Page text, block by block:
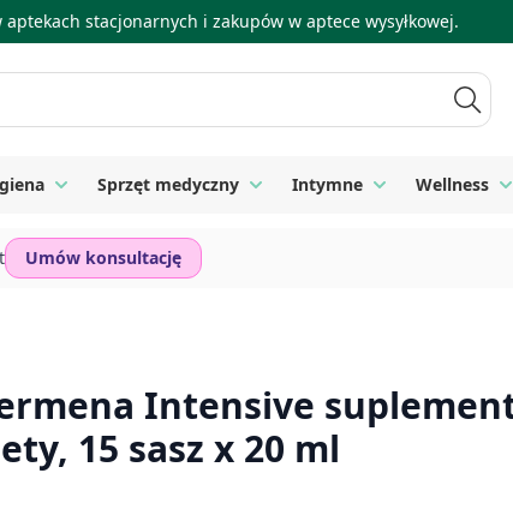
stacjonarnych i zakupów w aptece wysyłkowej.
i dziecko for Kosmetyki
Toggle submenu for Higiena
Sprzęt medyczny Toggle submenu for Sprzęt
Intymne ToggleWellness
Umów konsultację
Intensive
15 sasz x 20 ml